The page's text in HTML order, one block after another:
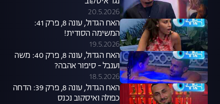
20.5.2026
האח הגדול, עונה 8, פרק 41:
המשימה הסודית!
19.5.2026
האח הגדול, עונה 8, פרק 40: משה
וענבל - סיפור אהבה?
18.5.2026
האח הגדול, עונה 8, פרק 39: הדחה
כפולה ואיסקוב נכנס